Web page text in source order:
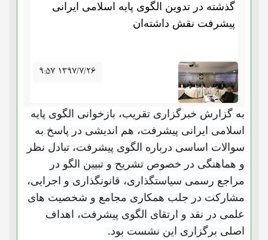
گذشته در تدوین الگوی پایه اسلامی ایرانی
پیشرفت نقش داشته‌ان
۹:۵۷ ۱۳۹۷/۷/۲۶
به گزارش خبرگزاری تقریب، بازخوانی الگوی پایه
اسلامی ایرانی پیشرفت، هم اندیشی در پاسخ به
سوالات اساسی درباره الگوی پیشرفت، تبادل نظر
و هماهنگی در خصوص تشریح و تبیین الگو در
مراجع رسمی سیاستگذاری، قانونگذاری و اجرایی،
مشارکت در جلب همکاری مجامع و شخصیت های
علمی در نقد و ارتقای الگوی پیشرفت، اهداف
اصلی برگزاری این نشست بود.